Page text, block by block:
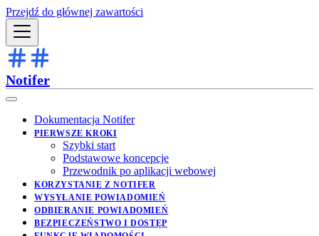
Przejdź do głównej zawartości
Notifer
Dokumentacja Notifer
PIERWSZE KROKI
Szybki start
Podstawowe koncepcje
Przewodnik po aplikacji webowej
KORZYSTANIE Z NOTIFER
WYSYŁANIE POWIADOMIEŃ
ODBIERANIE POWIADOMIEŃ
BEZPIECZEŃSTWO I DOSTĘP